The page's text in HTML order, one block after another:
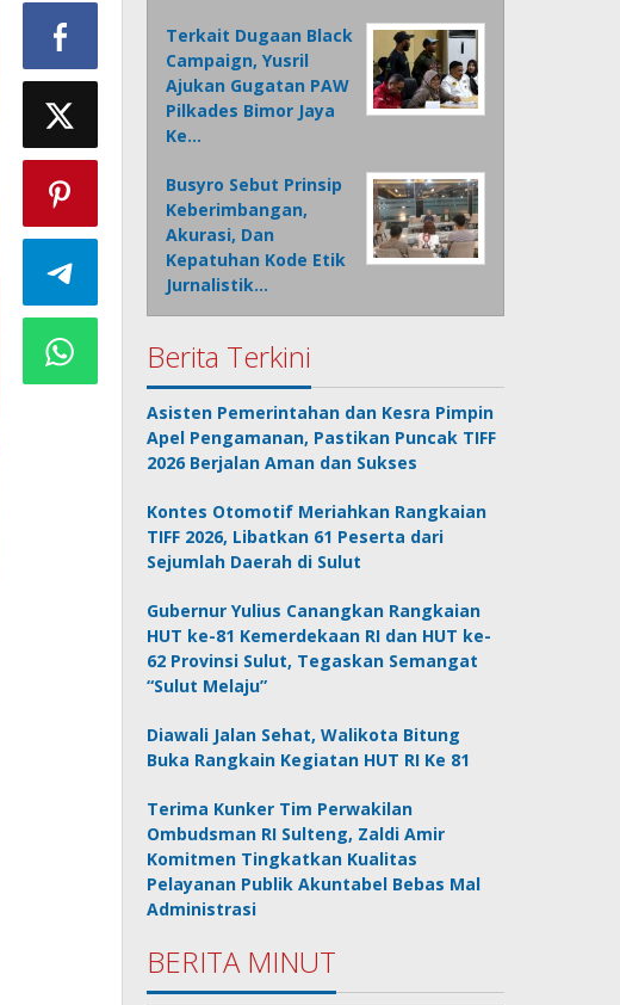
Terkait Dugaan Black
Campaign, Yusril
Ajukan Gugatan PAW
Pilkades Bimor Jaya
Ke…
Busyro Sebut Prinsip
Keberimbangan,
Akurasi, Dan
Kepatuhan Kode Etik
Jurnalistik…
Berita Terkini
Asisten Pemerintahan dan Kesra Pimpin
Apel Pengamanan, Pastikan Puncak TIFF
2026 Berjalan Aman dan Sukses
Kontes Otomotif Meriahkan Rangkaian
TIFF 2026, Libatkan 61 Peserta dari
Sejumlah Daerah di Sulut
Gubernur Yulius Canangkan Rangkaian
HUT ke-81 Kemerdekaan RI dan HUT ke-
62 Provinsi Sulut, Tegaskan Semangat
“Sulut Melaju”
Diawali Jalan Sehat, Walikota Bitung
Buka Rangkain Kegiatan HUT RI Ke 81
Terima Kunker Tim Perwakilan
Ombudsman RI Sulteng, Zaldi Amir
Komitmen Tingkatkan Kualitas
Pelayanan Publik Akuntabel Bebas Mal
Administrasi
BERITA MINUT